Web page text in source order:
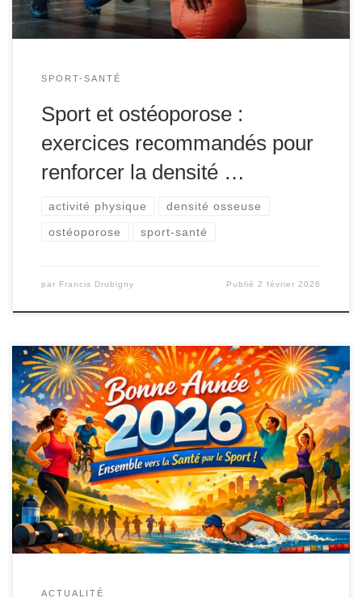
SPORT-SANTÉ
Sport et ostéoporose :
exercices recommandés pour
renforcer la densité …
activité physique densité osseuse
ostéoporose sport-santé
par Francis Drubigny Publié2 février 2026
Chers lecteurs et passionnés de sport-santé, Nous voilà
déjà en 2026 ! Une nouvelle année qui s’ouvre devant
nous, pleine de promesses et d’opportunités pour
continuer à prendre soin de notre santé, de notre bien-être
et de notre vitalité grâce à l’activité physique. L’année
2025 a été riche en découvertes, […]
ACTUALITÉ